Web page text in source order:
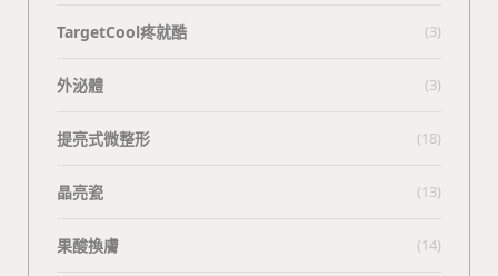
TargetCool疼就酷 (3)
外泌體 (3)
提亮式微整形 (18)
晶亮瓷 (13)
果酸換膚 (14)